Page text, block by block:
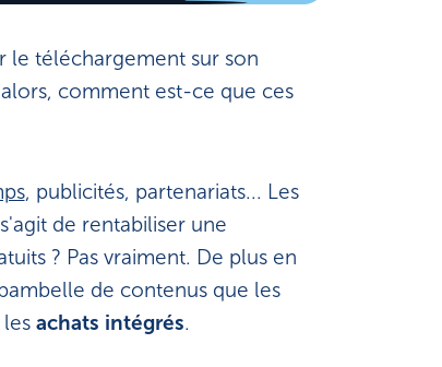
le téléchargement sur son
comment est-ce que ces
, publicités, partenariats... Les
de rentabiliser une
? Pas vraiment. De plus en
de contenus que les
les achats intégrés.